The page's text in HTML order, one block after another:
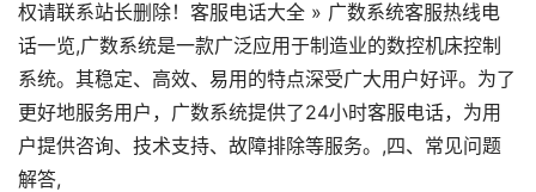
权请联系站长删除！客服电话大全 » 广数系统客服热线电
话一览,广数系统是一款广泛应用于制造业的数控机床控制
系统。其稳定、高效、易用的特点深受广大用户好评。为了
更好地服务用户，广数系统提供了24小时客服电话，为用
户提供咨询、技术支持、故障排除等服务。,四、常见问题
解答,